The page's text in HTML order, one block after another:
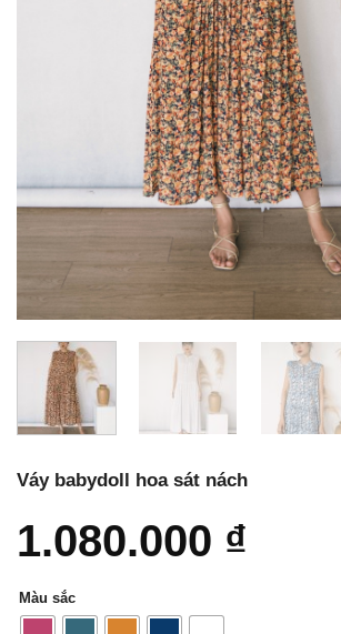
Váy babydoll hoa sát nách
1.080.000 ₫
Màu sắc